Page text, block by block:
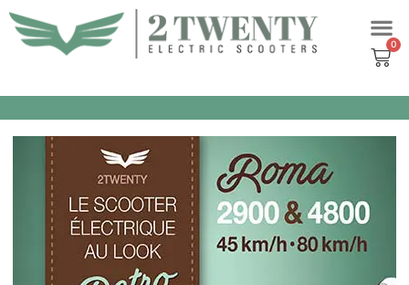
Aller
au